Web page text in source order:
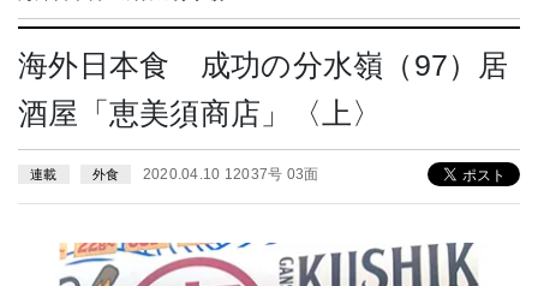
海外日本食 成功の分水嶺（97）居
酒屋「恵美須商店」〈上〉
連載 外食 2020.04.10 12037号 03面